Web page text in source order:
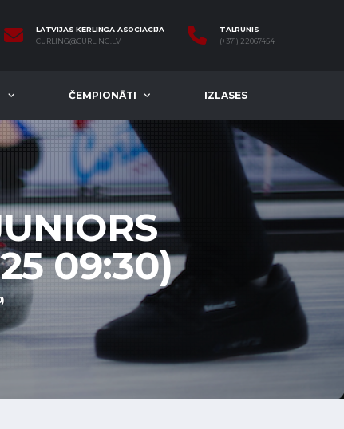
LATVIJAS KĒRLINGA ASOCIĀCIJA
CURLING@CURLING.LV
TĀLRUNIS
(+371) 22067454
ČEMPIONĀTI IZLASES
09:30)